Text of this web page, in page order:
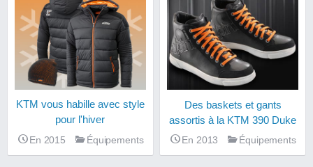
KTM vous habille avec style
pour l'hiver
En 2015 Équipements
Des baskets et gants
assortis à la KTM 390 Duke
En 2013 Équipements